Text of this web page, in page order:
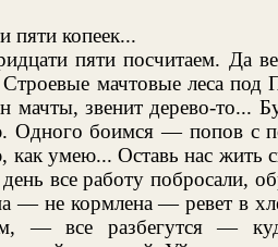
копеек...
пяти посчитаем. Да
Строевые мачтовые леса
мачты, звенит дерево-то...
Одного боимся — попов с
умею... Оставь нас жить
все работу побросали,
— не кормлена — ревет в
— все разбегутся —